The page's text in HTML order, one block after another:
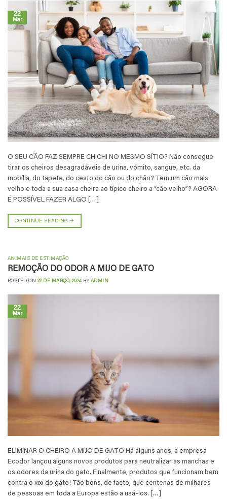
22
Mar
O SEU CÃO FAZ SEMPRE CHICHI NO MESMO SÍTIO? Não consegue
tirar os cheiros desagradáveis de urina, vómito, sangue, etc. da
mobília, do tapete, do cesto do cão ou do chão? Tem um cão mais
velho e toda a sua casa cheira ao típico cheiro a “cão velho”? AGORA
É POSSÍVEL FAZER ALGO […]
CONTINUE READING→
ANIMAIS DE ESTIMAÇÃO
REMOÇÃO DO ODOR A MIJO DE GATO
POSTED ON 22 DE MARÇO, 2024 BY ADMIN
22
Mar
ELIMINAR O CHEIRO A MIJO DE GATO Há alguns anos, a empresa
Ecodor lançou alguns novos produtos para neutralizar as manchas e
os odores da urina do gato. Finalmente, produtos que funcionam bem
contra o xixi do gato! Tão bons, de facto, que centenas de milhares
de pessoas em toda a Europa estão a usá-los. […]